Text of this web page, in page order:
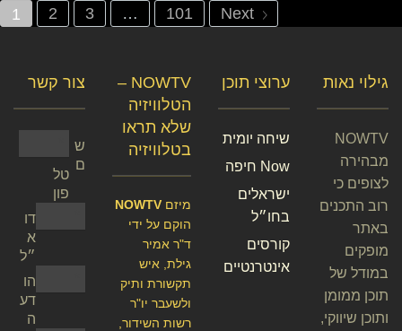
… 101 Next
צור קשר
ש
טל
פון
דו
א
״ל
הו
דע
NOWTV –
הטלוויזיה
שלא תראו
בטלוויזיה
מיזםNOWTV
הוקם על ידי
ד"ר אמיר
גילת, איש
תקשורת ותיק
ולשעבר יו"ר
רשות השידור,
ערוצי תוכן
שיחה יומית
Now חיפה
ישראלים
בחו״ל
קורסים
אינטרנטיים
גילוי נאות
NOWTV
מבהירה
לצופים כי
רוב התכנים
באתר
מופקים
במודל של
תוכן ממומן
ותוכן שיווקי,